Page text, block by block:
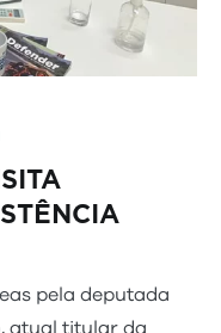
pela deputada
atual titular da